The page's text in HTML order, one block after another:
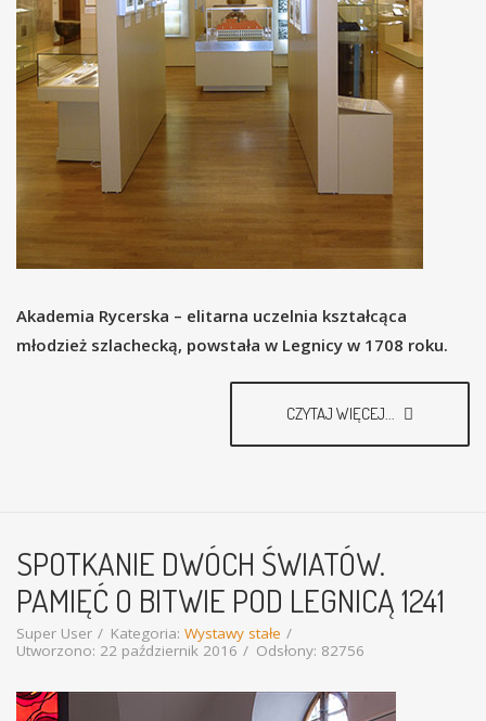
Akademia Rycerska – elitarna uczelnia kształcąca
młodzież szlachecką, powstała w Legnicy w 1708 roku.
CZYTAJ WIĘCEJ...
SPOTKANIE DWÓCH ŚWIATÓW.
PAMIĘĆ O BITWIE POD LEGNICĄ 1241
Super User Kategoria: Wystawy stałe
Utworzono: 22 październik 2016
Odsłony: 82756